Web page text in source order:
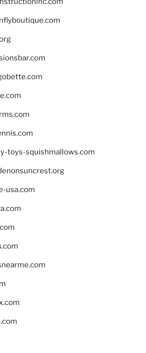
toys-squishmallows.com
usa.com